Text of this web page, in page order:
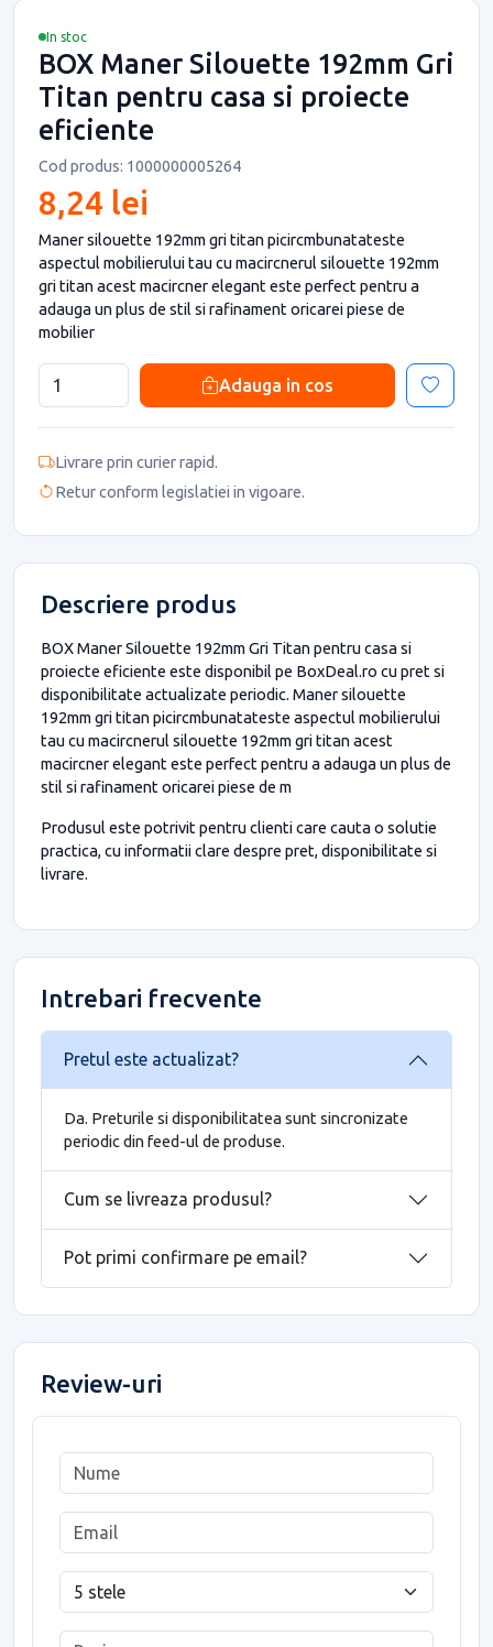
In stoc
BOX Maner Silouette 192mm Gri
Titan pentru casa si proiecte
eficiente
Cod produs: 1000000005264
8,24 lei
Maner silouette 192mm gri titan picircmbunatateste
aspectul mobilierului tau cu macircnerul silouette 192mm
gri titan acest macircner elegant este perfect pentru a
adauga un plus de stil si rafinament oricarei piese de
mobilier
Adauga in cos
Livrare prin curier rapid.
Retur conform legislatiei in vigoare.
Descriere produs
BOX Maner Silouette 192mm Gri Titan pentru casa si
proiecte eficiente este disponibil pe BoxDeal.ro cu pret si
disponibilitate actualizate periodic. Maner silouette
192mm gri titan picircmbunatateste aspectul mobilierului
tau cu macircnerul silouette 192mm gri titan acest
macircner elegant este perfect pentru a adauga un plus de
stil si rafinament oricarei piese de m
Produsul este potrivit pentru clienti care cauta o solutie
practica, cu informatii clare despre pret, disponibilitate si
livrare.
Intrebari frecvente
Pretul este actualizat?
Da. Preturile si disponibilitatea sunt sincronizate
periodic din feed-ul de produse.
Cum se livreaza produsul?
Pot primi confirmare pe email?
Review-uri